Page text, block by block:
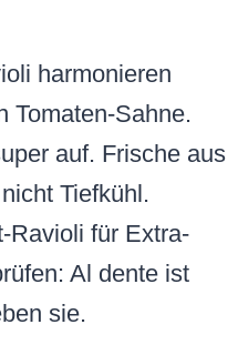
harmonieren
Tomaten-Sahne.
auf. Frische aus
Tiefkühl.
Ravioli für Extra-
Al dente ist
sie.